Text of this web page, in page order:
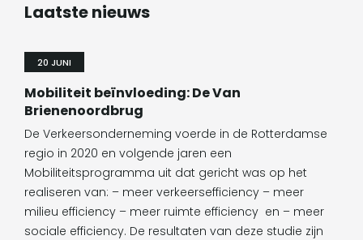
Laatste nieuws
20 JUNI
Mobiliteit beïnvloeding: De Van
Brienenoordbrug
De Verkeersonderneming voerde in de Rotterdamse
regio in 2020 en volgende jaren een
Mobiliteitsprogramma uit dat gericht was op het
realiseren van: – meer verkeersefficiency – meer
milieu efficiency – meer ruimte efficiency en – meer
sociale efficiency. De resultaten van deze studie zijn